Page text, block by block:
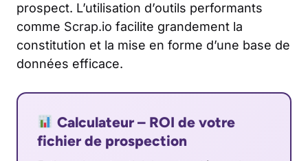
prospect. L’utilisation d’outils performants
comme Scrap.io facilite grandement la
constitution et la mise en forme d’une base de
données efficace.
Calculateur – ROI de votre
fichier de prospection